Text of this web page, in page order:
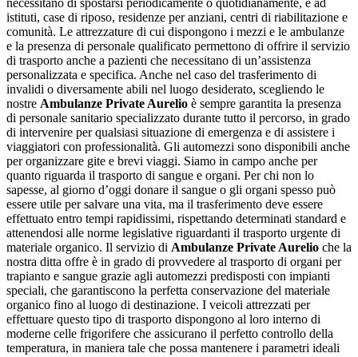
necessitano di spostarsi periodicamente o quotidianamente, e ad
istituti, case di riposo, residenze per anziani, centri di riabilitazione e
comunità. Le attrezzature di cui dispongono i mezzi e le ambulanze
e la presenza di personale qualificato permettono di offrire il servizio
di trasporto anche a pazienti che necessitano di un’assistenza
personalizzata e specifica. Anche nel caso del trasferimento di
invalidi o diversamente abili nel luogo desiderato, scegliendo le
nostre Ambulanze Private Aurelio è sempre garantita la presenza
di personale sanitario specializzato durante tutto il percorso, in grado
di intervenire per qualsiasi situazione di emergenza e di assistere i
viaggiatori con professionalità. Gli automezzi sono disponibili anche
per organizzare gite e brevi viaggi. Siamo in campo anche per
quanto riguarda il trasporto di sangue e organi. Per chi non lo
sapesse, al giorno d’oggi donare il sangue o gli organi spesso può
essere utile per salvare una vita, ma il trasferimento deve essere
effettuato entro tempi rapidissimi, rispettando determinati standard e
attenendosi alle norme legislative riguardanti il trasporto urgente di
materiale organico. Il servizio di Ambulanze Private Aurelio che la
nostra ditta offre è in grado di provvedere al trasporto di organi per
trapianto e sangue grazie agli automezzi predisposti con impianti
speciali, che garantiscono la perfetta conservazione del materiale
organico fino al luogo di destinazione. I veicoli attrezzati per
effettuare questo tipo di trasporto dispongono al loro interno di
moderne celle frigorifere che assicurano il perfetto controllo della
temperatura, in maniera tale che possa mantenere i parametri ideali